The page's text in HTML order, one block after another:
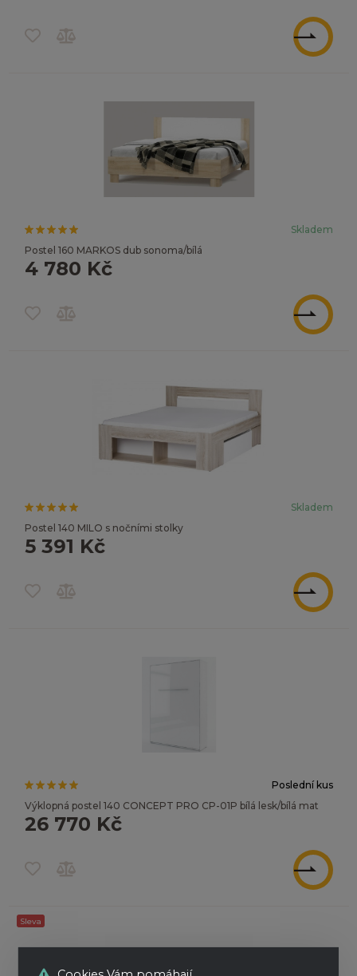
ZOBRAZIT
Skladem
Postel 160 MARKOS dub sonoma/bílá
4 780 Kč
ZOBRAZIT
Skladem
Postel 140 MILO s nočními stolky
5 391 Kč
ZOBRAZIT
Poslední kus
Výklopná postel 140 CONCEPT PRO CP-01P bílá lesk/bílá mat
26 770 Kč
ZOBRAZIT
Sleva